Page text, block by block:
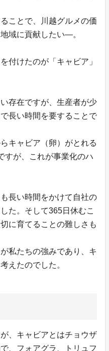
ことで、川越グルメの価
域に貢献したい—。
付けたのが「キャビア」
存在ですが、生産者が少
長い時間を要することで
キャビア（卵）がとれる
すが、これが事業化のハ
長い時間をかけて自社の
た。そして365日休むこ
に育てることの難しさも
私たちの強みであり、キ
えたのでした。
、キャビアとはチョウザ
、フォアグラ、トリュフ